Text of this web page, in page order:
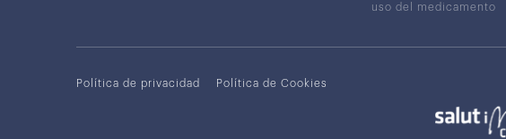
uso del medicamento
Política de privacidad Política de Cookies